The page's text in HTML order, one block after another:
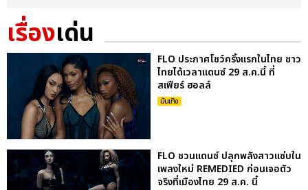
เรื่องเด่น
FLO ประกาศโชว์ครั้งแรกในไทย ชาว
ไทยได้เวลาแดนซ์ 29 ส.ค.นี้ ที่
สเฟียร์ ฮอลล์
บันเทิง
FLO ชวนแดนซ์ ปลุกพลังสาวแซ่บใน
เพลงใหม่ REMEDIED ก่อนเจอตัว
จริงที่เมืองไทย 29 ส.ค. นี้